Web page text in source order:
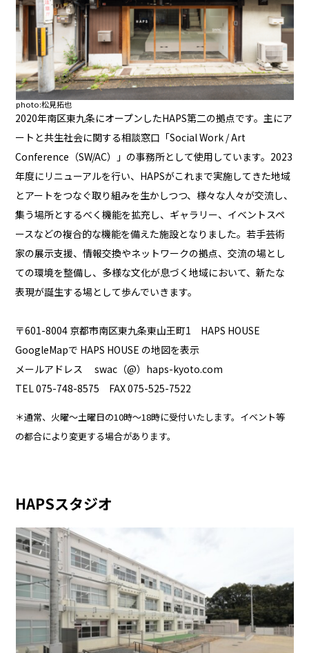
photo:松見拓也
2020年南区東九条にオープンしたHAPS第二の拠点です。主にア
ートと共生社会に関する相談窓口「Social Work / Art
Conference（SW/AC）」の事務所として使用しています。2023
年度にリニューアルを行い、HAPSがこれまで実施してきた地域
とアートをつなぐ取り組みを生かしつつ、様々な人々が交流し、
集う場所とするべく機能を拡充し、ギャラリー、イベントスペ
ースなどの複合的な機能を備えた施設となりました。若手芸術
家の展示支援、情報交換やネットワークの拠点、交流の場とし
ての環境を整備し、多様な文化が息づく地域において、新たな
表現が誕生する場として歩んでいきます。
〒601-8004 京都市南区東九条東山王町1 HAPS HOUSE
GoogleMapで HAPS HOUSE の地図を表示
メールアドレス swac（@）haps-kyoto.com
TEL 075-748-8575 FAX 075-525-7522
＊通常、火曜〜土曜日の10時〜18時に受付いたします。イベント等
の都合により変更する場合があります。
HAPSスタジオ